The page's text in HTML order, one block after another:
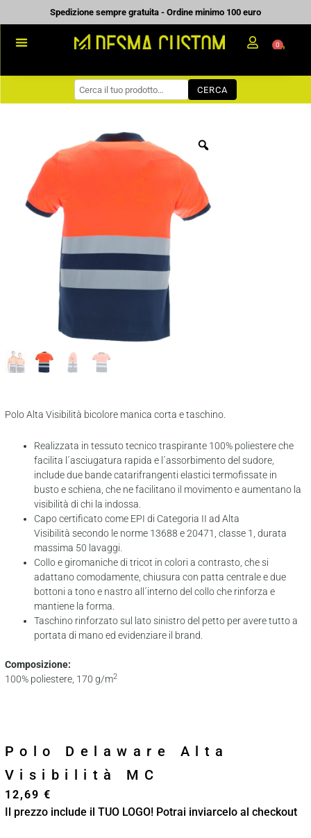
al
contenuto
Spedizione sempre gratuita - Ordine minimo 100 euro
WORKWEAR
PREVENTIVI
CHI SIAMO
BLOG
CONTATTI
0
CERCA
Polo Alta Visibilità bicolore manica corta e taschino.
Realizzata in tessuto tecnico traspirante 100% poliestere che
facilita l´asciugatura rapida e l´assorbimento del sudore,
include due bande catarifrangenti elastici termofissate in
busto e schiena, che ne facilitano il movimento e aumentano la
visibilità di chi la indossa.
Capo certificato come EPI di Categoria II ad Alta
Visibilità secondo le norme 13688 e 20471, classe 1, durata
massima 50 lavaggi.
Collo e giromaniche di tricot in colori a contrasto, che si
adattano comodamente, chiusura con patta centrale e due
bottoni a tono e nastro all´interno del collo che rinforza e
mantiene la forma.
Taschino rinforzato sul lato sinistro del petto per avere tutto a
portata di mano ed evidenziare il brand.
Composizione:
100% poliestere, 170 g/m2
Polo Delaware Alta
Visibilità MC
12,69 €
Il prezzo include il TUO LOGO! Potrai inviarcelo al checkout